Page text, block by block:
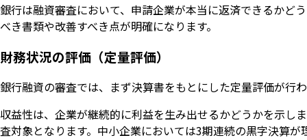
銀行は融資審査において、申請企業が本当に返済できるかど
べき書類や改善すべき点が明確になります。
財務状況の評価（定量評価）
銀行融資の審査では、まず決算書をもとにした定量評価が行
収益性は、企業が継続的に利益を生み出せるかどうかを示し
査対象となります。中小企業においては3期連続の黒字決算